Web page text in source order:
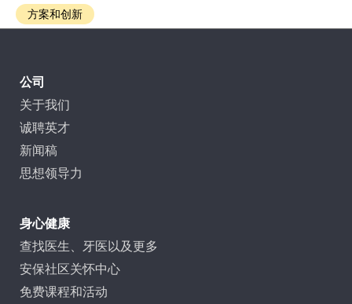
方案和创新
公司
关于我们
诚聘英才
新闻稿
思想领导力
身心健康
查找医生、牙医以及更多
安保社区关怀中心
免费课程和活动